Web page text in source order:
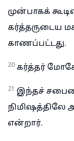
முன்பாகக்
கர்த்தருடைய
காணப்பட்டது.
20 கர்த்தர்
21 இந்தச்
என்றார்.